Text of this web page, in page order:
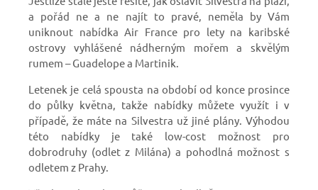
a pořád ne a ne najít to pravé, neměla by Vám
uniknout nabídka Air France pro lety na karibské
ostrovy vyhlášené nádherným mořem a skvělým
rumem – Guadelope a Martinik.
Letenek je celá spousta na období od konce prosince
do půlky května, takže nabídky můžete využít i v
případě, že máte na Silvestra už jiné plány. Výhodou
této nabídky je také low-cost možnost pro
dobrodruhy (odlet z Milána) a pohodlná možnost s
odletem z Prahy.